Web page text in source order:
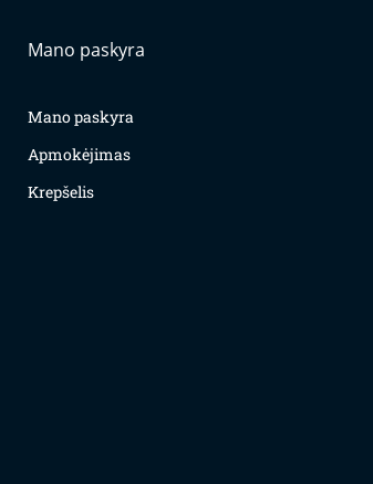
Mano paskyra
Mano paskyra
Apmokėjimas
Krepšelis